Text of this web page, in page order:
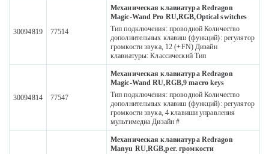
30094819 77514
Механическая клавиатура Redragon
Magic-Wand Pro RU,RGB,Optical switches
Тип подключения: проводной Количество
дополнительных клавиш (функций): регулятор
громкости звука, 12 (+FN) Дизайн
клавиатуры: Классический Тип
30094814 77547
Механическая клавиатура Redragon
Magic-Wand RU,RGB,9 macro keys
Тип подключения: проводной Количество
дополнительных клавиш (функций): регулятор
громкости звука, 4 клавиши управления
мультимедиа Дизайн #
Механическая клавиатура Redragon
Manyu RU,RGB,рег. громкости